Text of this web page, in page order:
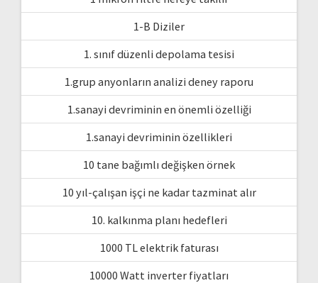
1-B Diziler
1. sınıf düzenli depolama tesisi
1.grup anyonların analizi deney raporu
1.sanayi devriminin en önemli özelliği
1.sanayi devriminin özellikleri
10 tane bağımlı değişken örnek
10 yıl-çalışan işçi ne kadar tazminat alır
10. kalkınma planı hedefleri
1000 TL elektrik faturası
10000 Watt inverter fiyatları